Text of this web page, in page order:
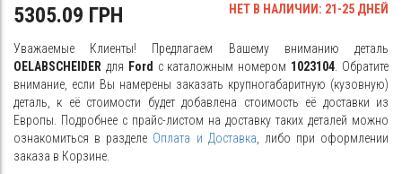
5305.09 ГРН НЕТ В НАЛИЧИИ: 21-25 ДНЕЙ
Уважаемые Клиенты! Предлагаем Вашему вниманию деталь
OELABSCHEIDER для Ford с каталожным номером 1023104 . Обратите
внимание, если Вы намерены заказать крупногабаритную (кузовную)
деталь, к её стоимости будет добавлена стоимость её доставки из
Европы. Подробнее с прайс-листом на доставку таких деталей можно
ознакомиться в разделе Оплата и Доставка , либо при оформлении
заказа в Корзине.